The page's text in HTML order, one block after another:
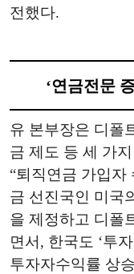
전했다.
‘연금전문
유 본부장은 디폴
금 제도 등 세 가
“퇴직연금 가입자
금 선진국인 미국
을 제정하고 디폴
면서, 한국도 ‘투
투자자수익률 상